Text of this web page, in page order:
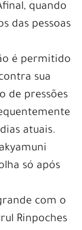
quando
das pessoas
é permitido
sua
de pressões
atuais.
só após
com o
Rinpoches